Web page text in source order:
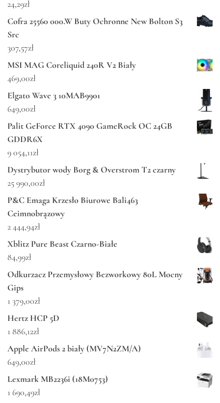
24,29zł
Cofra 25560 000.W Buty Ochronne New Bolton S3
Src
307,57zł
MSI MAG Coreliquid 240R V2 Biały
469,00zł
Elgato Wave 3 10MAB9901
649,00zł
Palit GeForce RTX 4090 GameRock OC 24GB
GDDR6X
9 054,11zł
Dystrybutor wody Borg & Overstrom T2 czarny
25 990,00zł
P&C Emaga Krzesło Biurowe Bali463
Ceimnobrązowy
2 444,94zł
Xblitz Pure Beast Czarno-Białe
84,99zł
Odkurzacz Przemysłowy Bezworkowy 80L Mocny
Gips
1 379,00zł
Hertz HCP 5D
1 886,12zł
Apple AirPods 2 biały (MV7N2ZM/A)
649,00zł
Lexmark MB2236i (18M0753)
1 690,49zł